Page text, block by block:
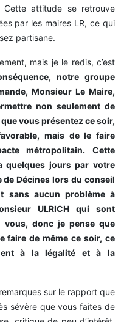
attitude se retrouve
par les maires LR, ce qui
partisane.
mais je le redis, c’est
notre groupe
Monsieur Le Maire,
non seulement de
vous présentez ce soir,
mais de le faire
métropolitain. Cette
quelques jours par votre
de Décines lors du conseil
sans aucun problème à
ULRICH qui sont
vous, donc je pense que
faire de même ce soir, ce
à la légalité et à la
sur le rapport que
sévère que vous faites de